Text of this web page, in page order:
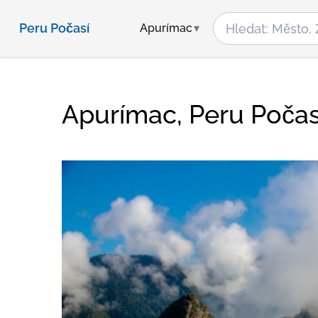
Peru Počasí Apurímac
Apurímac, Peru